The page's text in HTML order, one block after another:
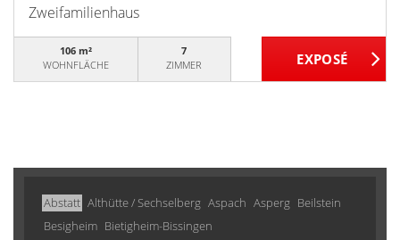
Zweifamilienhaus
106 m²
WOHNFLÄCHE
7
ZIMMER
Abstatt Althütte / Sechselberg Aspach Asperg Beilstein
Besigheim Bietigheim-Bissingen